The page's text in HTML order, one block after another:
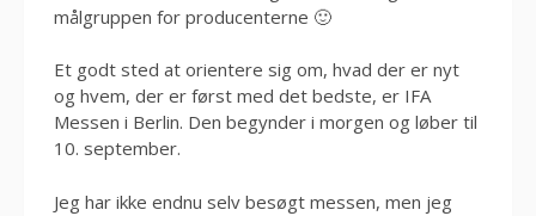
målgruppen for producenterne 🙂
Et godt sted at orientere sig om, hvad der er nyt
og hvem, der er først med det bedste, er IFA
Messen i Berlin. Den begynder i morgen og løber til
10. september.
Jeg har ikke endnu selv besøgt messen, men jeg